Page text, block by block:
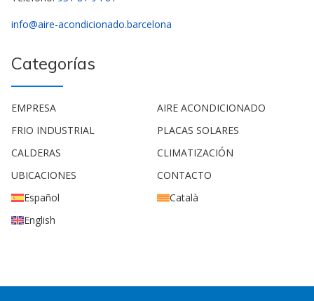
info@aire-acondicionado.barcelona
Categorías
EMPRESA
AIRE ACONDICIONADO
FRIO INDUSTRIAL
PLACAS SOLARES
CALDERAS
CLIMATIZACIÓN
UBICACIONES
CONTACTO
Español
Català
English